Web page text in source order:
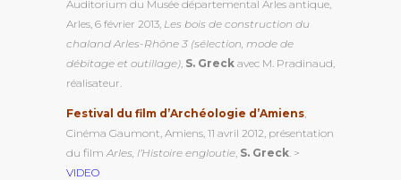
Auditorium du Musée départemental Arles antique,
Arles, 6 février 2013, Les bois de construction du
chaland Arles-Rhône 3 (sélection, mode de
débitage et outillage), S. Greck avec M. Pradinaud,
réalisateur.
Festival du film d’Archéologie d’Amiens,
Cinéma Gaumont, Amiens, 11 avril 2012, présentation
du filmArles, l’Histoire engloutie, S. Greck. >
VIDEO